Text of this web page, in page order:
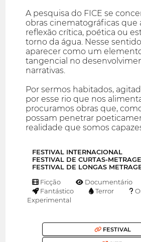
A pesquisa do FICE se
obras cinematográficas que
reflexão crítica, poética ou
torno da água. Nesse
aparecer como um
tangencial no
narrativas.
Por sermos habitados,
por esse rio que nos
procuramos obras que,
possam penetrar
realidade que somos
FESTIVAL INTERNACIONAL
FESTIVAL DE CURTAS-
FESTIVAL DE LONGAS
Ficção Documentário
Fantástico
Terror
Experimental
FESTIVAL